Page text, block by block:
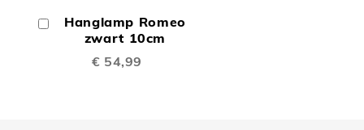
Hanglamp Romeo
zwart 10cm
€ 54,99
Winkelwagen
TE